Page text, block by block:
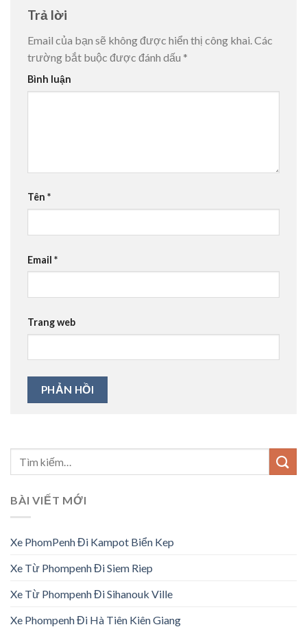
Trả lời
Email của bạn sẽ không được hiển thị công khai.Các
trường bắt buộc được đánh dấu *
Bình luận
Tên *
Email *
Trang web
BÀI VIẾT MỚI
Xe PhomPenh Đi Kampot Biển Kep
Xe Từ Phompenh Đi Siem Riep
Xe Từ Phompenh Đi Sihanouk Ville
Xe Phompenh Đi Hà Tiên Kiên Giang